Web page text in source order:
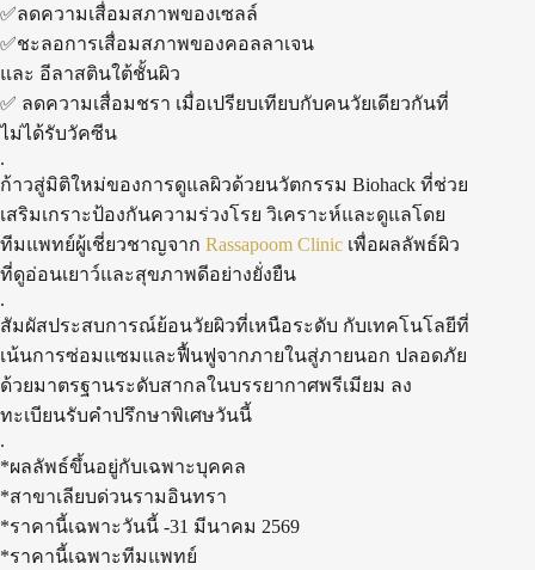
✅ลดความเสื่อมสภาพของเซลล์
✅ชะลอการเสื่อมสภาพของคอลลาเจน
และ อีลาสตินใต้ชั้นผิว
✅ ลดความเสื่อมชรา เมื่อเปรียบเทียบกับคนวัยเดียวกันที่
ไม่ได้รับวัคซีน
.
ก้าวสู่มิติใหม่ของการดูแลผิวด้วยนวัตกรรม Biohack ที่ช่วย
เสริมเกราะป้องกันความร่วงโรย วิเคราะห์และดูแลโดย
ทีมแพทย์ผู้เชี่ยวชาญจาก Rassapoom Clinic เพื่อผลลัพธ์ผิว
ที่ดูอ่อนเยาว์และสุขภาพดีอย่างยั่งยืน
.
สัมผัสประสบการณ์ย้อนวัยผิวที่เหนือระดับ กับเทคโนโลยีที่
เน้นการซ่อมแซมและฟื้นฟูจากภายในสู่ภายนอก ปลอดภัย
ด้วยมาตรฐานระดับสากลในบรรยากาศพรีเมียม ลง
ทะเบียนรับคำปรึกษาพิเศษวันนี้
.
*ผลลัพธ์ขึ้นอยู่กับเฉพาะบุคคล
*สาขาเลียบด่วนรามอินทรา
*ราคานี้เฉพาะวันนี้ -31 มีนาคม 2569
*ราคานี้เฉพาะทีมแพทย์